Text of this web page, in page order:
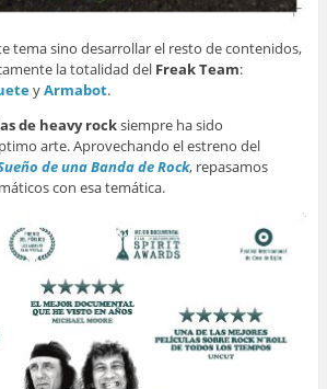
tema sino desarrollar el resto de contenidos,
la totalidad del Freak Team:
yArmabot.
de heavy rocksiempre ha sido
arte. Aprovechando el estreno del
de una Banda de Rock, repasamos
con esa temática.